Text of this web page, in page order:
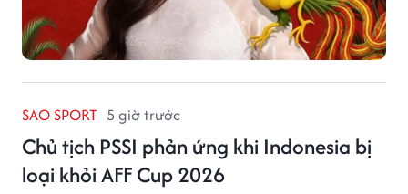
SAO SPORT 5 giờ trước
Chủ tịch PSSI phản ứng khi Indonesia bị
loại khỏi AFF Cup 2026